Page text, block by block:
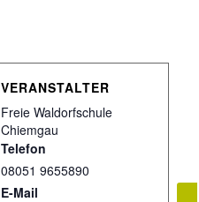
VERANSTALTER
Freie Waldorfschule
Chiemgau
Telefon
08051 9655890
E-Mail